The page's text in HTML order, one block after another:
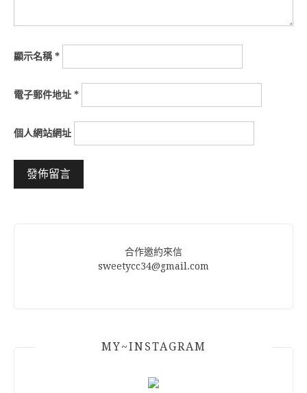
顯示名稱*
電子郵件地址 *
個人網站網址
合作邀約來信
sweetycc34@gmail.com
MY~INSTAGRAM